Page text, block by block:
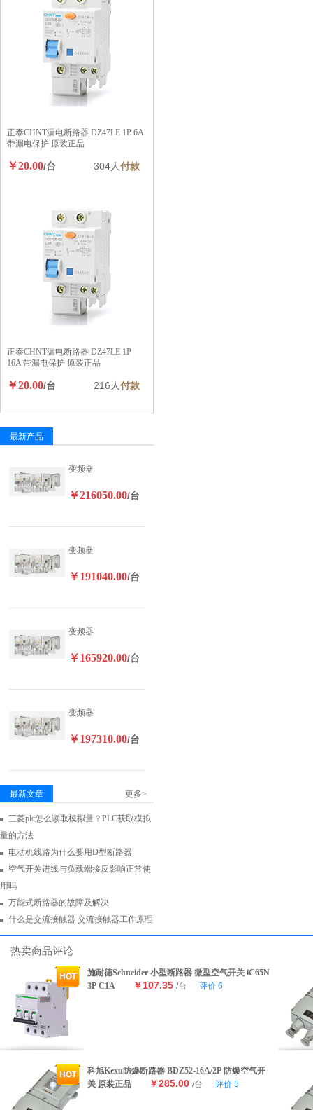
正泰CHNT漏电断路器 DZ47LE 1P 6A
带漏电保护 原装正品
￥20.00/台 304人付款
正泰CHNT漏电断路器 DZ47LE 1P
16A 带漏电保护 原装正品
￥20.00/台 216人付款
最新产品
变频器
￥216050.00/台
变频器
￥191040.00/台
变频器
￥165920.00/台
变频器
￥197310.00/台
最新文章 更多>
三菱plc怎么读取模拟量？PLC获取模拟
量的方法
电动机线路为什么要用D型断路器
空气开关进线与负载端接反影响正常使
用吗
万能式断路器的故障及解决
什么是交流接触器 交流接触器工作原理
热卖商品评论
施耐德Schneider 小型断路器 微型空气开关 iC65N
3P C1A
￥107.35 /台 评价 6
科旭Kexu防爆断路器 BDZ52-16A/2P 防爆空气开
关 原装正品
￥285.00 /台 评价 5